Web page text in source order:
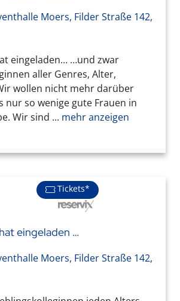
Moers, Filder Straße 142,
eingeladen… …und zwar
aller Genres, Alter,
wollen nicht mehr darüber
nur so wenige gute Frauen in
Wir sind ... mehr anzeigen
Tickets*
eingeladen …
Moers, Filder Straße 142,